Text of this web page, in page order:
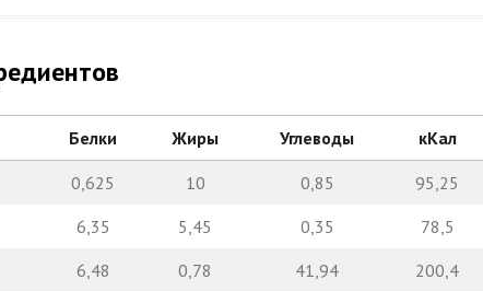
Белки Жиры Углеводы кКал
0,625 10 0,85
95,25
6,35 5,45 0,35
78,5
6,48 0,78 41,94
200,4